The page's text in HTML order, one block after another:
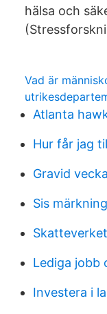
hälsa och
Vad är
Atlanta
Hur får jag
Gravid
Sis
Lediga jobb
Investera i